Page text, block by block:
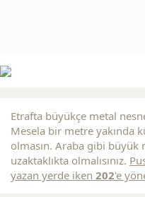
Etrafta büyükçe metal
Mesela bir metre yakında
olmasın. Araba gibi
uzaktaklıkta olmalısınız.
yazan yerde iken 202'e